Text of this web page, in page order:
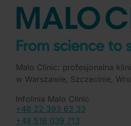
Malo Clinic: profesjonalna
w Warszawie, Szczecinie,
Infolinia Malo Clinic
+48 22 393 63 33
+48 516 039 713